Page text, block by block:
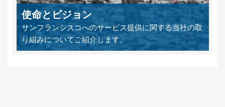
使命とビジョン
サンフランシスコへのサービス提供に関する当社の取
り組みについてご紹介します。